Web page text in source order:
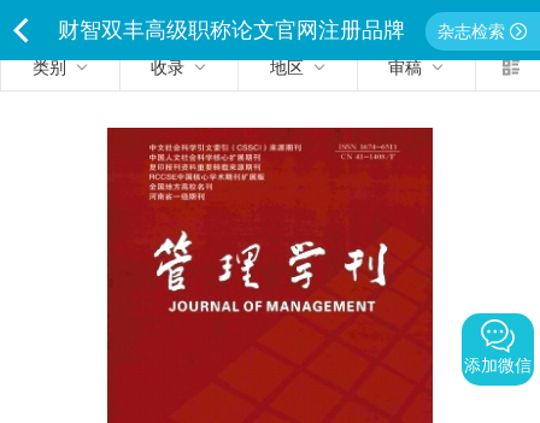
财智双丰高级职称论文官网注册品牌
独家经营严禁侵权违者必究
杂志检索
类别
收录 地区 审稿
添加微信